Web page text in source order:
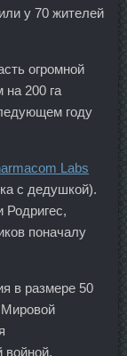
у 70 жителей
огромной
200 га
году
Labs
с дедушкой).
Родригес,
поначалу
в размере 50
Мировой
войной,